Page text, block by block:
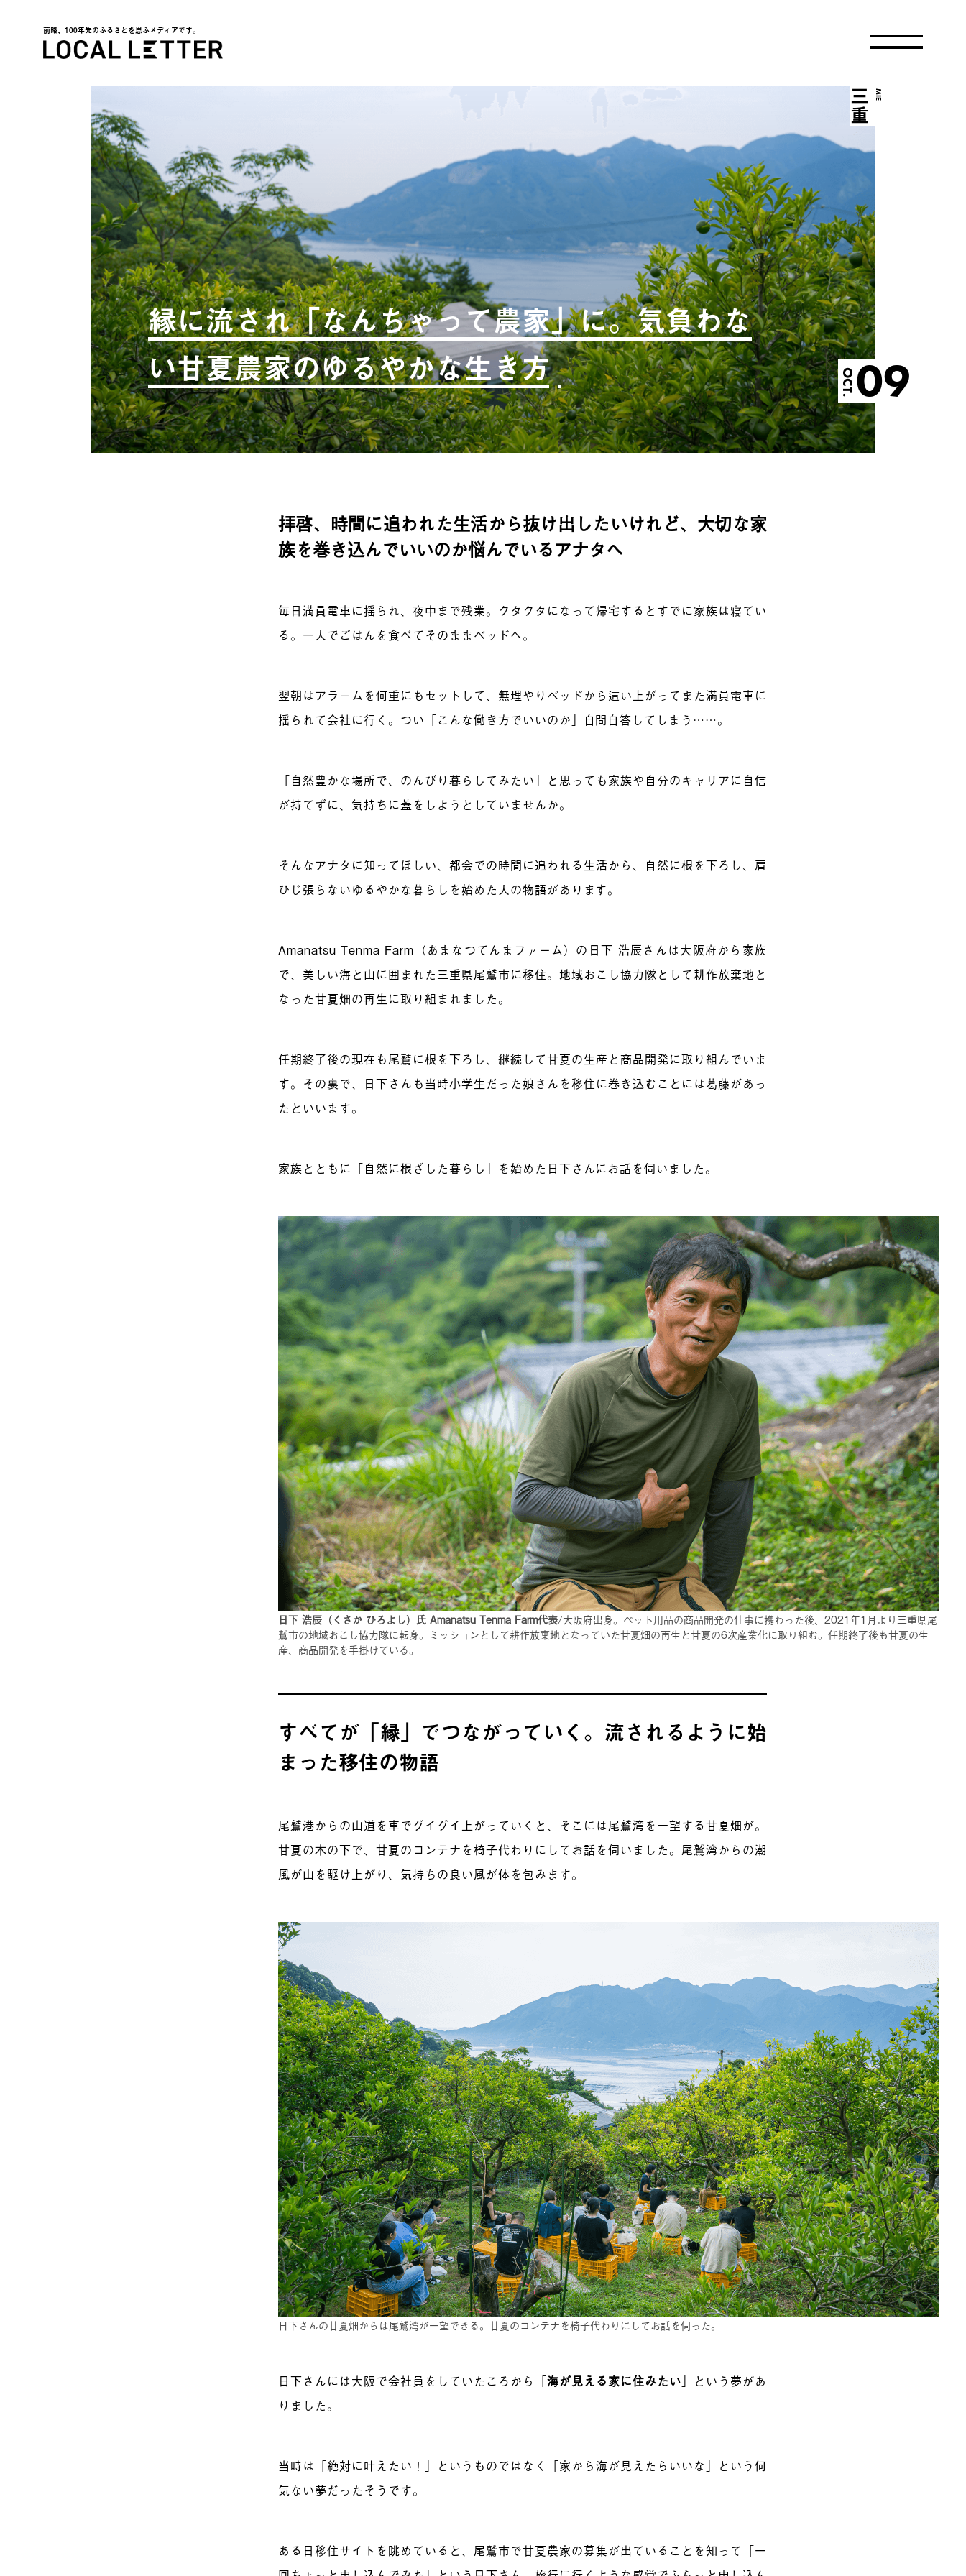
前略、100年先のふるさとを思ふメディアです。
縁に流され「なんちゃって農家」に。気負わな
い甘夏農家のゆるやかな生き方
OCT.09
MIE
三重
拝啓、時間に追われた生活から抜け出したいけれど、大切な家
族を巻き込んでいいのか悩んでいるアナタへ
毎日満員電車に揺られ、夜中まで残業。クタクタになって帰宅するとすでに家族は寝てい
る。一人でごはんを食べてそのままベッドへ。
翌朝はアラームを何重にもセットして、無理やりベッドから這い上がってまた満員電車に
揺られて会社に行く。つい「こんな働き方でいいのか」自問自答してしまう……。
「自然豊かな場所で、のんびり暮らしてみたい」と思っても家族や自分のキャリアに自信
が持てずに、気持ちに蓋をしようとしていませんか。
そんなアナタに知ってほしい、都会での時間に追われる生活から、自然に根を下ろし、肩
ひじ張らないゆるやかな暮らしを始めた人の物語があります。
Amanatsu Tenma Farm（あまなつてんまファーム）の日下 浩辰さんは大阪府から家族
で、美しい海と山に囲まれた三重県尾鷲市に移住。地域おこし協力隊として耕作放棄地と
なった甘夏畑の再生に取り組まれました。
任期終了後の現在も尾鷲に根を下ろし、継続して甘夏の生産と商品開発に取り組んでいま
す。その裏で、日下さんも当時小学生だった娘さんを移住に巻き込むことには葛藤があっ
たといいます。
家族とともに「自然に根ざした暮らし」を始めた日下さんにお話を伺いました。
日下 浩辰（くさか ひろよし）氏 Amanatsu Tenma Farm代表/大阪府出身。ペット用品の商品開発の仕事に携わった後、2021年1月より三重県尾
鷲市の地域おこし協力隊に転身。ミッションとして耕作放棄地となっていた甘夏畑の再生と甘夏の6次産業化に取り組む。任期終了後も甘夏の生
産、商品開発を手掛けている。
すべてが「縁」でつながっていく。流されるように始
まった移住の物語
尾鷲港からの山道を車でグイグイ上がっていくと、そこには尾鷲湾を一望する甘夏畑が。
甘夏の木の下で、甘夏のコンテナを椅子代わりにしてお話を伺いました。尾鷲湾からの潮
風が山を駆け上がり、気持ちの良い風が体を包みます。
日下さんの甘夏畑からは尾鷲湾が一望できる。甘夏のコンテナを椅子代わりにしてお話を伺った。
日下さんには大阪で会社員をしていたころから 「海が見える家に住みたい 」 という夢があ
りました。
当時は「絶対に叶えたい！」というものではなく「家から海が見えたらいいな」という何
気ない夢だったそうです。
ある日移住サイトを眺めていると、尾鷲市で甘夏農家の募集が出ていることを知って「一